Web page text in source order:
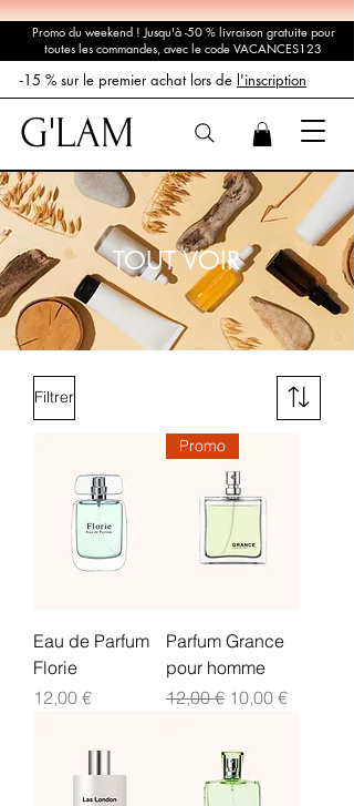
-15 % sur le premier achat lors de l'inscription
G'LAM
Promo du weekend ! Jusqu'à -50 % livraison gratuite pour
toutes les commandes, avec le code VACANCES123
TOUT VOIR
Filtrer
Eau de Parfum
Florie
Prix
12,00 €
Promo
Parfum Grance
pour homme
Prix original
12,00 € Prix promotionnel
10,00 €